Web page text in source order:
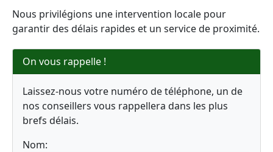
Nous privilégions une intervention locale pour
garantir des délais rapides et un service de proximité.
On vous rappelle !
Laissez-nous votre numéro de téléphone, un de
nos conseillers vous rappellera dans les plus
brefs délais.
Nom: